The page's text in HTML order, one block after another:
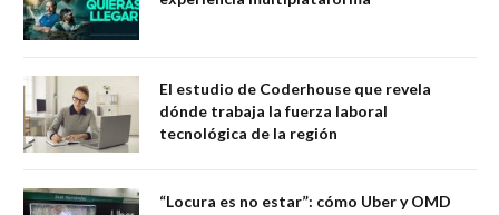
El estudio de Coderhouse que revela
dónde trabaja la fuerza laboral
tecnológica de la región
“Locura es no estar”: cómo Uber y OMD